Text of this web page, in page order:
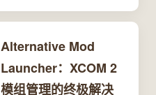
Alternative Mod
Launcher：XCOM 2
模组管理的终极解决